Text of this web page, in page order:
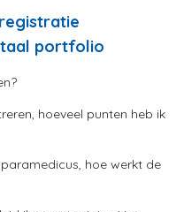
portfolio
hoeveel punten heb ik
hoe werkt de